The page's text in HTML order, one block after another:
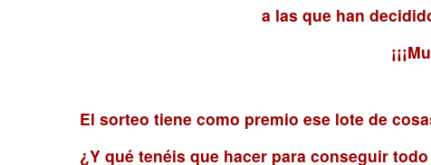
a las que han
El sorteo tiene como premio ese lote de
¿Y qué tenéis que hacer para conseguir